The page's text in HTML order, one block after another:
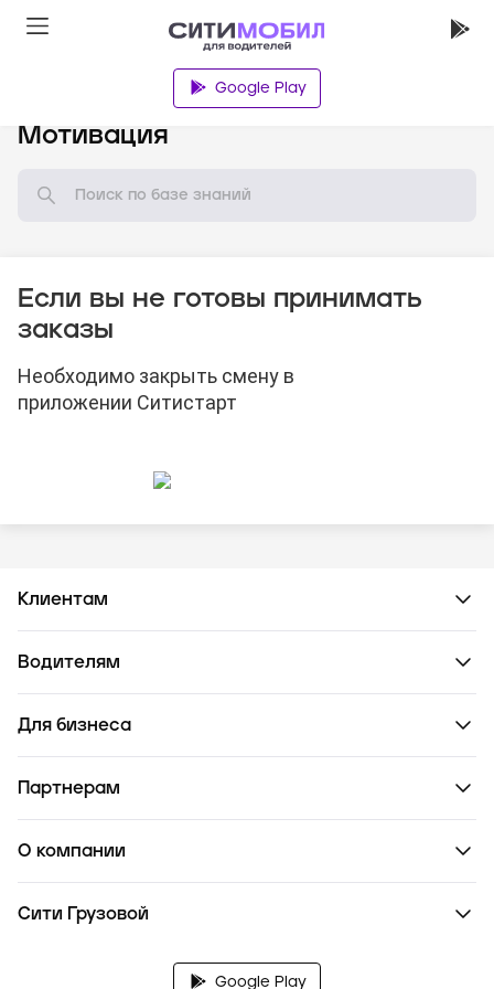
Google Play
Мотивация
Если вы не готовы принимать
заказы
Необходимо закрыть смену в
приложении Ситистарт
Клиентам
Водителям
Для бизнеса
Партнерам
О компании
Сити Грузовой
Google Play